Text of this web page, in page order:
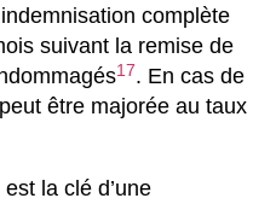
complète
suivant la remise de
17. En cas de
être majorée au taux
la clé d’une